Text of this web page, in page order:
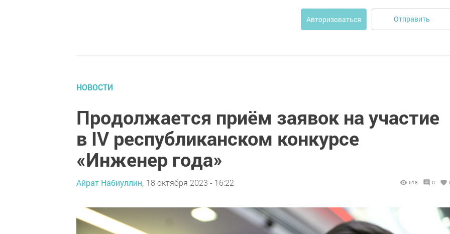
Авторизоваться Отправить
НОВОСТИ
Продолжается приём заявок на участие
в IV республиканском конкурсе
«Инженер года»
Айрат Набиуллин, 18 октября 2023 - 16:22 618 0